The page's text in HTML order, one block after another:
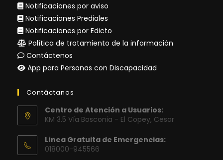
Notificaciones por aviso
Notificaciones Prediales
Notificaciones por Edicto
Política de tratamiento de la información
Contáctenos
App para Personas con Discapacidad
Contáctanos
Centro de Atención a Usuarios:
KM 3.5 Vía Bosconia - El Copey, Cesar
Línea Gratuita de Emergencias:
018000-945566